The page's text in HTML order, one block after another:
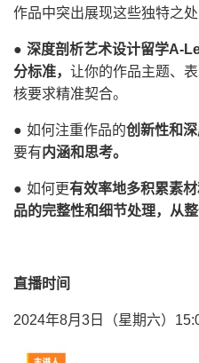
作品中突出展现这些独特之处
●深度剖析艺术设计留学A-
分标准， 让你的作品主题、
核要求精准契合。
● 如何注重作品的创新性和深
要有内涵和思考。
● 如何更有效率地多积累素
品的完整性和细节处理，从
直播时间
2024年8月3日（星期六）